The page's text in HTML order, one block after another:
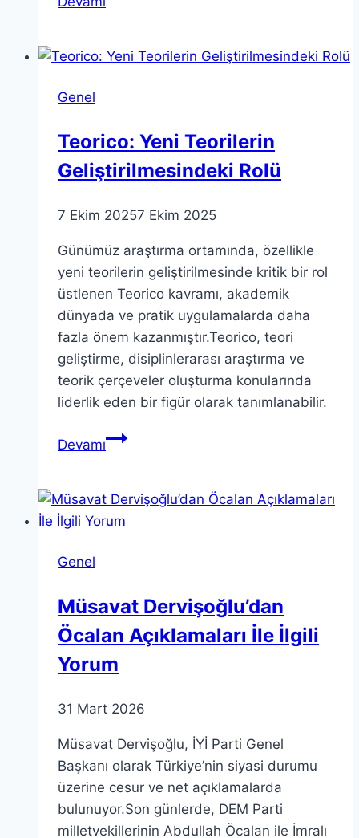
Spears
Genel
Teorico: Yeni Teorilerin
Geliştirilmesindeki Rolü
7 Ekim 20257 Ekim 2025
Günümüz araştırma ortamında, özellikle
yeni teorilerin geliştirilmesinde kritik bir rol
üstlenen Teorico kavramı, akademik
dünyada ve pratik uygulamalarda daha
fazla önem kazanmıştır.Teorico, teori
geliştirme, disiplinlerarası araştırma ve
teorik çerçeveler oluşturma konularında
liderlik eden bir figür olarak tanımlanabilir.
DevamıTeorico:
Geliştirilmesindeki
Rolü
Genel
Müsavat Dervişoğlu’dan
Öcalan Açıklamaları İle İlgili
Yorum
31 Mart 2026
Müsavat Dervişoğlu, İYİ Parti Genel
Başkanı olarak Türkiye’nin siyasi durumu
üzerine cesur ve net açıklamalarda
bulunuyor.Son günlerde, DEM Parti
milletvekillerinin Abdullah Öcalan ile İmralı